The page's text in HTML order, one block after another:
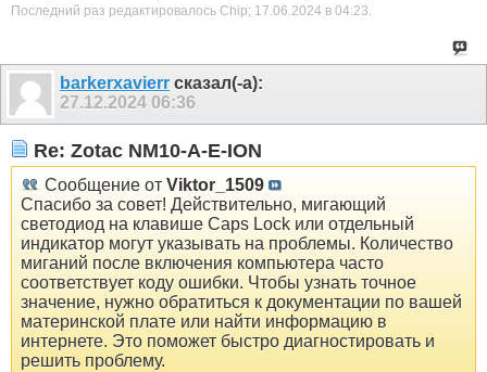
Последний раз редактировалось Chip; 17.06.2024 в 04:23
barkerxavierr сказал(-а):
27.12.2024 06:36
Re: Zotac NM10-A-E-ION
Сообщение от Viktor_1509
Спасибо за совет! Действительно, мигающий
светодиод на клавише Caps Lock или отдельный
индикатор могут указывать на проблемы. Количество
миганий после включения компьютера часто
соответствует коду ошибки. Чтобы узнать точное
значение, нужно обратиться к документации по вашей
материнской плате или найти информацию в
интернете. Это поможет быстро диагностировать и
решить проблему.